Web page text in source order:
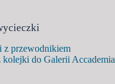
z przewodnikiem
kolejki do Galerii Accademia